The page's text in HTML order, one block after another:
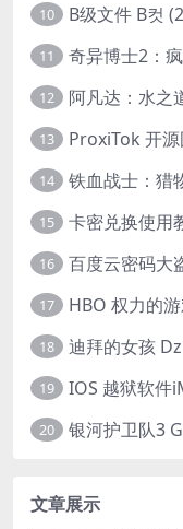
10
11
12
13
14 铁血战士：猎
15 卡密兑换使用
16 百度云密码大
17
18
19
20
文章展示